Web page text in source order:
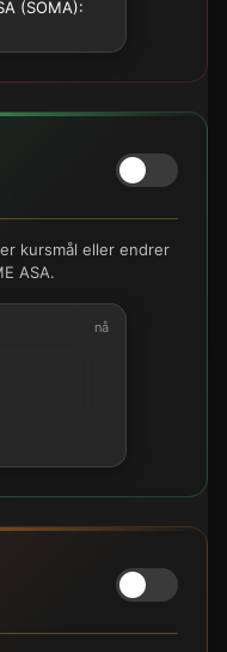
(SOMA):
kursmål eller endrer
ASA.
nå